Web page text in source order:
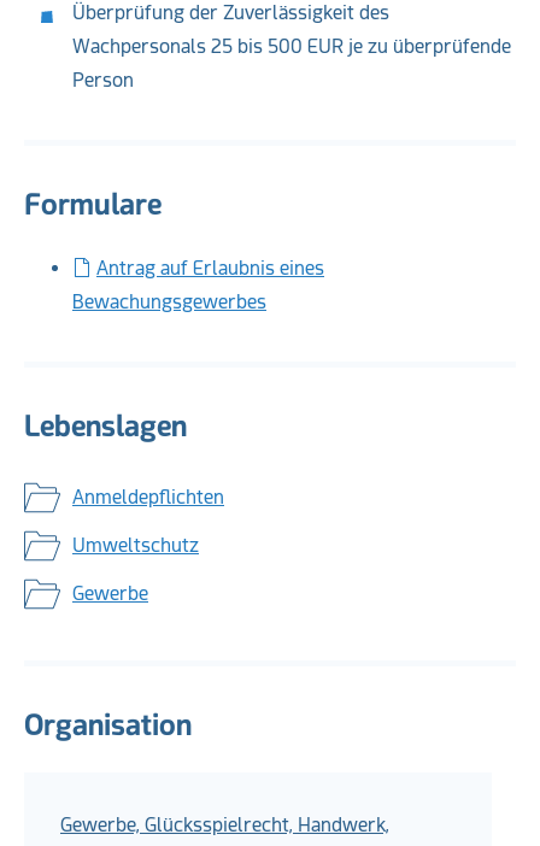
Überprüfung der Zuverlässigkeit des
Wachpersonals 25 bis 500 EUR je zu überprüfende
Person
Formulare
Antrag auf Erlaubnis eines
Bewachungsgewerbes
Lebenslagen
Anmeldepflichten
Umweltschutz
Gewerbe
Organisation
Gewerbe, Glücksspielrecht, Handwerk,